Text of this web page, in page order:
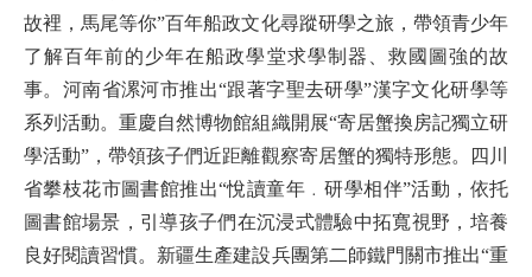
故裡，馬尾等你”百年船政文化尋蹤研學之旅，帶領青少年
了解百年前的少年在船政學堂求學制器、救國圖強的故
事。河南省漯河市推出“跟著字聖去研學”漢字文化研學等
系列活動。重慶自然博物館組織開展“寄居蟹換房記獨立研
學活動”，帶領孩子們近距離觀察寄居蟹的獨特形態。四川
省攀枝花市圖書館推出“悅讀童年﹒研學相伴”活動，依托
圖書館場景，引導孩子們在沉浸式體驗中拓寬視野，培養
良好閱讀習慣。新疆生產建設兵團第二師鐵門關市推出“重